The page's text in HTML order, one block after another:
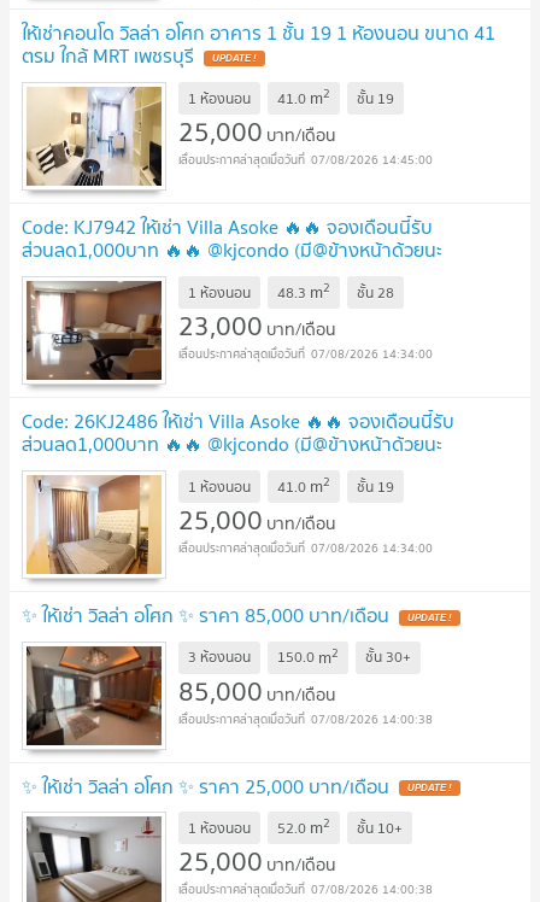
ให้เช่าคอนโด วิลล่า อโศก อาคาร 1 ชั้น 19 1 ห้องนอน ขนาด 41
ตรม ใกล้ MRT เพชรบุรี UPDATE !
1 ห้องนอน 41.0 m2 ชั้น 19
25,000 บาท/เดือน
07/08/2026 14:45:00
Code: KJ7942 ให้เช่า Villa Asoke 🔥🔥 จองเดือนนี้รับ
ส่วนลด1,000บาท 🔥🔥 @kjcondo (มี@ข้างหน้าด้วยนะ
คะ) UPDATE !
1 ห้องนอน 48.3 m2 ชั้น28
23,000 บาท/เดือน
07/08/2026 14:34:00
Code: 26KJ2486 ให้เช่า Villa Asoke 🔥🔥 จองเดือนนี้รับ
ส่วนลด1,000บาท 🔥🔥 @kjcondo (มี@ข้างหน้าด้วยนะ
คะ) UPDATE !
1 ห้องนอน 41.0 m2 ชั้น 19
25,000 บาท/เดือน
07/08/2026 14:34:00
✨ ให้เช่า วิลล่า อโศก ✨ ราคา 85,000 บาท/เดือน UPDATE !
3 ห้องนอน 150.0 m2 ชั้น 30+
85,000 บาท/เดือน
07/08/2026 14:00:38
✨ ให้เช่า วิลล่า อโศก ✨ ราคา 25,000 บาท/เดือน UPDATE !
1 ห้องนอน 52.0 m2 ชั้น 10+
25,000 บาท/เดือน
07/08/2026 14:00:38